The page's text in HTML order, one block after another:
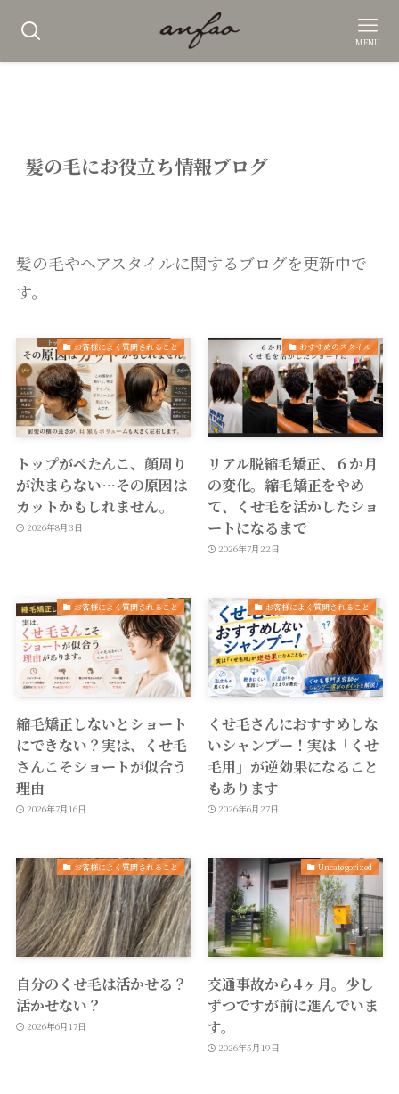
MENU
髪の毛にお役立ち情報ブログ
髪の毛やヘアスタイルに関するブログを更新中で
す。
お客様によく質問されること
トップがぺたんこ、顔周り
が決まらない…その原因は
カットかもしれません。
2026年8月3日
おすすめのスタイル
リアル脱縮毛矯正、６か月
の変化。縮毛矯正をやめ
て、くせ毛を活かしたショ
ートになるまで
2026年7月22日
お客様によく質問されること
縮毛矯正しないとショート
にできない？実は、くせ毛
さんこそショートが似合う
理由
2026年7月16日
お客様によく質問されること
くせ毛さんにおすすめしな
いシャンプー！実は「くせ
毛用」が逆効果になること
もあります
2026年6月27日
お客様によく質問されること
自分のくせ毛は活かせる？
活かせない？
2026年6月17日
Uncategorized
交通事故から4ヶ月。少し
ずつですが前に進んでいま
す。
2026年5月19日